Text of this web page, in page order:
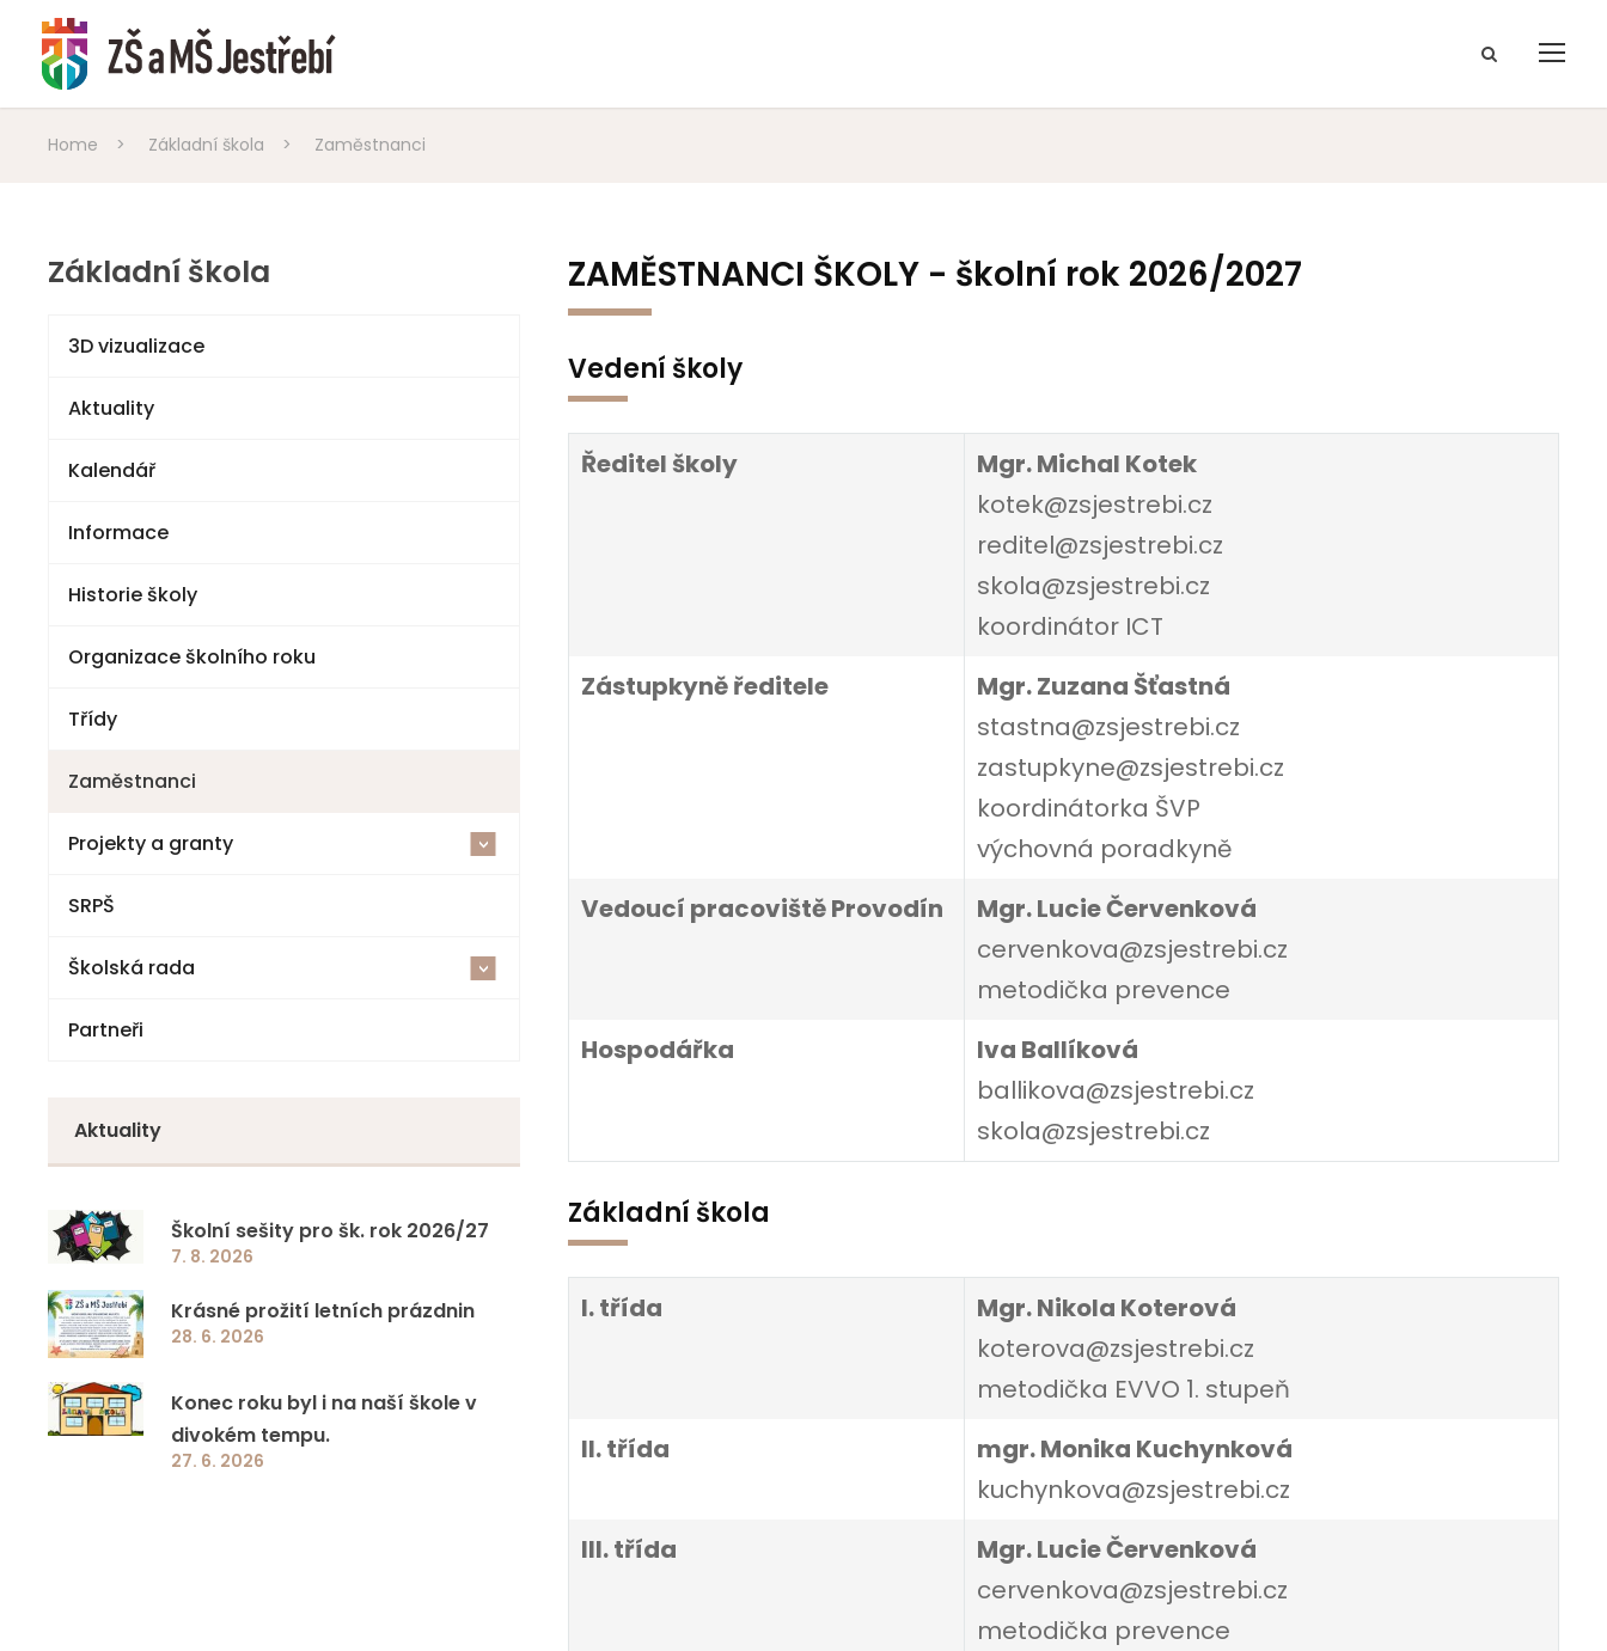
Home > Základní škola > Zaměstnanci
ZAMĚSTNANCI ŠKOLY - školní rok 2026/2027
Vedení školy
Ředitel školy
Mgr. Michal Kotek
kotek@zsjestrebi.cz
reditel@zsjestrebi.cz
skola@zsjestrebi.cz
koordinátor ICT
Zástupkyně ředitele
Mgr. Zuzana Šťastná
stastna@zsjestrebi.cz
zastupkyne@zsjestrebi.cz
koordinátorka ŠVP
výchovná poradkyně
Vedoucí pracoviště Provodín
Mgr. Lucie Červenková
cervenkova@zsjestrebi.cz
metodička prevence
Hospodářka
Iva Ballíková
ballikova@zsjestrebi.cz
skola@zsjestrebi.cz
Základní škola
I. třída
Mgr. Nikola Koterová
koterova@zsjestrebi.cz
metodička EVVO 1. stupeň
II. třída
mgr. Monika Kuchynková
kuchynkova@zsjestrebi.cz
III. třída
Mgr. Lucie Červenková
cervenkova@zsjestrebi.cz
metodička prevence
Základní škola
3D vizualizace
Aktuality
Kalendář
Informace
Historie školy
Organizace školního roku
Třídy
Zaměstnanci
Projekty a granty <
Šablony V ZŠ a MŠ Jestřebí
Cvičná kuchyňka a polytechnická dílna
Národní plán obnovy – komponenta 3.1
Jazyková a přírodovědná učebna ZŠ a MŠ
Ovoce a mléko do škol
EcoBat 2022
Školní projekty
SRPŠ
Školská rada <
Volby
Partneři
Aktuality
Školní sešity pro šk. rok 2026/27
7. 8. 2026
Krásné prožití letních prázdnin
28. 6. 2026
Konec roku byl i na naší škole v
divokém tempu.
27. 6. 2026